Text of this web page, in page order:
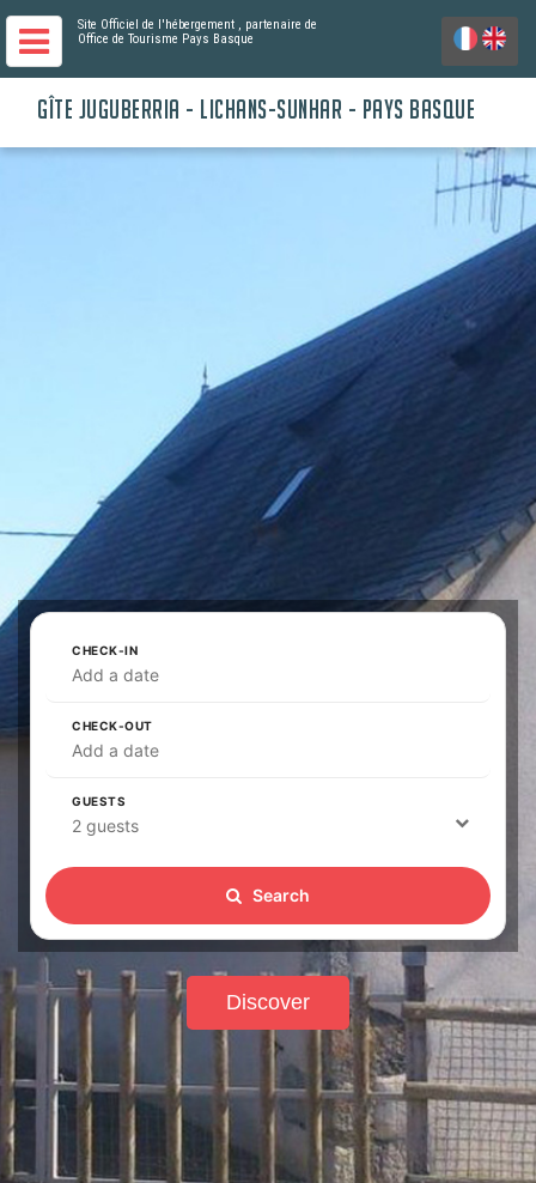
Site Officiel de l'hébergement , partenaire de
Office de Tourisme Pays Basque
GÎTE JUGUBERRIA - LICHANS-SUNHAR - PAYS BASQUE
CHECK-IN
Add a date
CHECK-OUT
Add a date
GUESTS
2 guests
Search
Discover